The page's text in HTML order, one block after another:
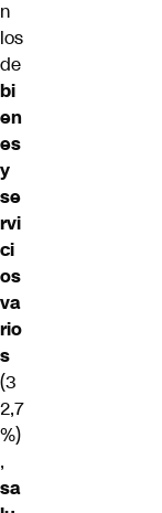
n
los
de
bi
en
es
y
se
rvi
ci
os
va
rio
s
(3
2,7
%)
,
sa